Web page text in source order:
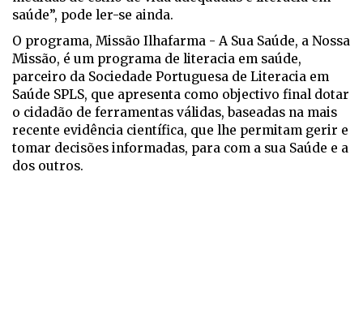
saúde”, pode ler-se ainda.
O programa, Missão Ilhafarma - A Sua Saúde, a Nossa
Missão, é um programa de literacia em saúde,
parceiro da Sociedade Portuguesa de Literacia em
Saúde SPLS, que apresenta como objectivo final dotar
o cidadão de ferramentas válidas, baseadas na mais
recente evidência científica, que lhe permitam gerir e
tomar decisões informadas, para com a sua Saúde e a
dos outros.